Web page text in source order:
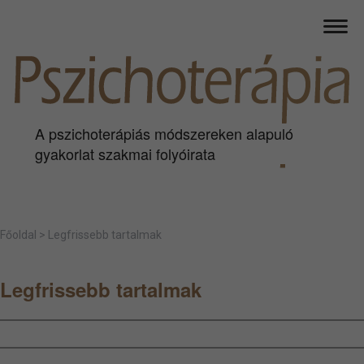
A pszichoterápiás módszereken alapuló
gyakorlat szakmai folyóirata
Főoldal > Legfrissebb tartalmak
Legfrissebb tartalmak